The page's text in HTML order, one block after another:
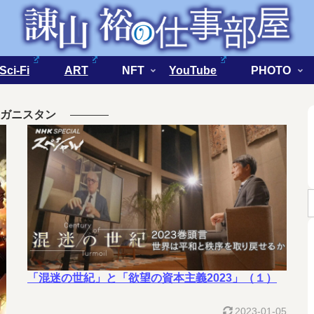
Fi ART NFT YouTube PHOTO
ニスタン
「混迷の世紀」と「欲望の資本主義2023」（１）
2023-01-05